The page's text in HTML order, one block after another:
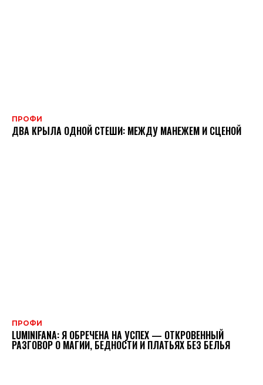
ПРОФИ
ДВА КРЫЛА ОДНОЙ СТЕШИ: МЕЖДУ МАНЕЖЕМ И СЦЕНОЙ
ПРОФИ
LUMINIFANA: Я ОБРЕЧЕНА НА УСПЕХ — ОТКРОВЕННЫЙ
РАЗГОВОР О МАГИИ, БЕДНОСТИ И ПЛАТЬЯХ БЕЗ БЕЛЬЯ